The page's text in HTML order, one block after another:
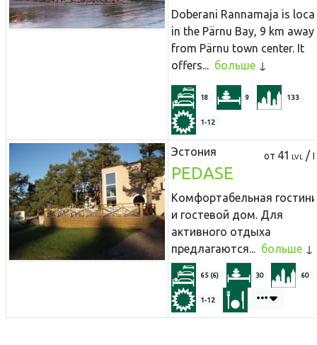
Doberani Rannamaja is
in the Pärnu Bay, 9 km away
from Pärnu town center. It
offers... больше
18 9 133
1-12
Эстония от 41 LVL /
PEDASE
Комфортабельная
и гостевой дом. Для
активного отдыха
предлагаются... больше
65 (6) 30 60
1-12